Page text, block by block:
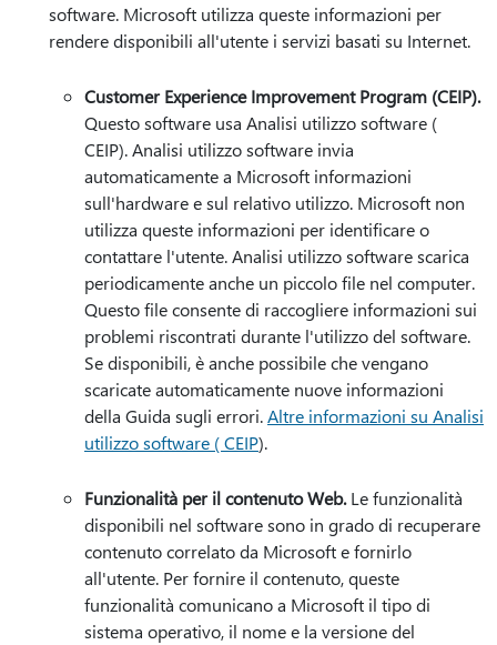
software. Microsoft utilizza queste informazioni per
rendere disponibili all'utente i servizi basati su Internet.
Customer Experience Improvement Program (CEIP).
Questo software usa Analisi utilizzo software (
CEIP). Analisi utilizzo software invia
automaticamente a Microsoft informazioni
sull'hardware e sul relativo utilizzo. Microsoft non
utilizza queste informazioni per identificare o
contattare l'utente. Analisi utilizzo software scarica
periodicamente anche un piccolo file nel computer.
Questo file consente di raccogliere informazioni sui
problemi riscontrati durante l'utilizzo del software.
Se disponibili, è anche possibile che vengano
scaricate automaticamente nuove informazioni
della Guida sugli errori.Altre informazioni su Analisi
utilizzo software ( CEIP).
Funzionalità per il contenuto Web.Le funzionalità
disponibili nel software sono in grado di recuperare
contenuto correlato da Microsoft e fornirlo
all'utente. Per fornire il contenuto, queste
funzionalità comunicano a Microsoft il tipo di
sistema operativo, il nome e la versione del